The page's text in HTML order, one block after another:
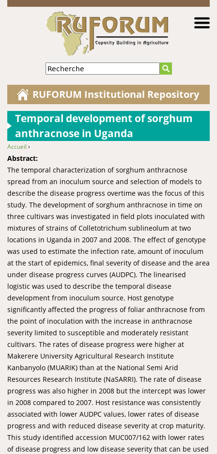
Jump to navigation
Recherche
RUFORUM Institutional Repository
Temporal development of sorghum
anthracnose in Uganda
You are here
Accueil ›
Abstract:
The temporal characterization of sorghum anthracnose
spread from an inoculum source and selection of models to
describe the disease progress overtime was the focus of this
study. The development of sorghum anthracnose in time on
three cultivars was investigated in field plots inoculated with
mixtures of strains of Colletotrichum sublineolum at two
locations in Uganda in 2007 and 2008. The effect of genotype
was used to estimate the infection rate, amount of inoculum
at the start of epidemics, final severity of disease and the area
under disease progress curves (AUDPC). The linearised
logistic was used to describe the temporal disease
development from inoculum source. Host genotype
significantly affected the progress of foliar anthracnose from
the point of inoculation with the increase in anthracnose
severity limited to susceptible and moderately resistant
cultivars. The rates of disease progress were higher at
Makerere University Agricultural Research Institute
Kanbanyolo (MUARIK) than at the National Semi Arid
Resources Research Institute (NaSARRI). The rate of disease
progress was also higher in 2008 but the intercept was lower
in 2008 compared to 2007. Host resistance was consistently
associated with lower AUDPC values, lower rates of disease
progress and with reduced disease severity at crop maturity.
This study identified accession MUC007/162 with lower rates
of disease progress and low disease severity that can be used